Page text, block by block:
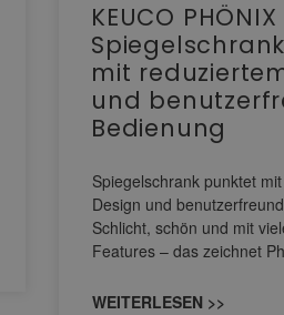
KEUCO
mit
und
Bedienung
Spiegelschrank punktet
Design und
Schlicht, schön und mit
Features – das zeichnet
WEITERLESEN >>